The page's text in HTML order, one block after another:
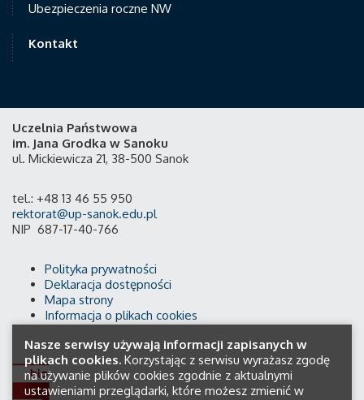
Ubezpieczenia roczne NW
Kontakt
Uczelnia Państwowa
im. Jana Grodka w Sanoku
ul. Mickiewicza 21, 38-500 Sanok
tel.: +48 13 46 55 950
rektorat@up-sanok.edu.pl
NIP 687-17-40-766
Polityka prywatności
Deklaracja dostępności
Mapa strony
Informacja o plikach cookies
Nasze serwisy używają informacji zapisanych w
plikach cookies. Korzystając z serwisu wyrażasz zgodę
na używanie plików cookies zgodnie z aktualnymi
ustawieniami przeglądarki, które możesz zmienić w